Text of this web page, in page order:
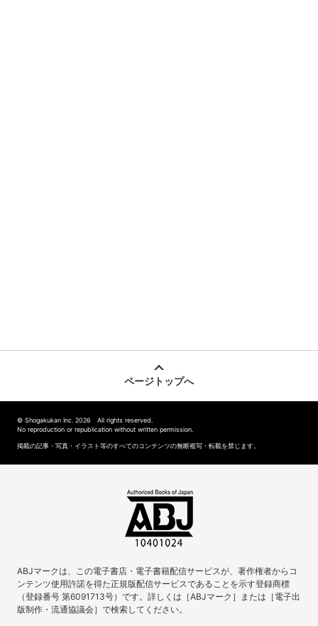
ページトップへ
© Shogakukan Inc. 2026 All rights reserved.
No reproduction or republication without written permission.
掲載の記事・写真・イラスト等のすべてのコンテンツの無断複写・転載を禁じます。
ABJマークは、この電子書店・電子書籍配信サービスが、著作権者からコ
ンテンツ使用許諾を得た正規版配信サービスであることを示す登録商標
（登録番号 第6091713号）です。詳しくは［ABJマーク］または［電子出
版制作・流通協議会］で検索してください。